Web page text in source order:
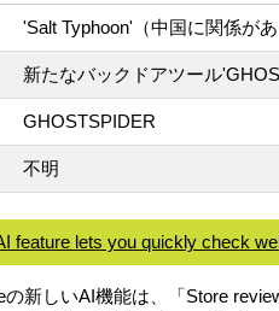
'Salt Typhoon'（中国に関係が
新たなバックドアツール
GHOSTSPIDER
不明
feature lets you quickly check
の新しいAI機能は、「Store